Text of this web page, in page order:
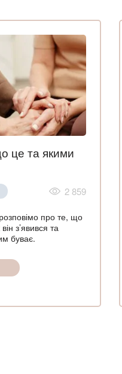
це та якими
2 859
про те, що
з’явився та
буває.